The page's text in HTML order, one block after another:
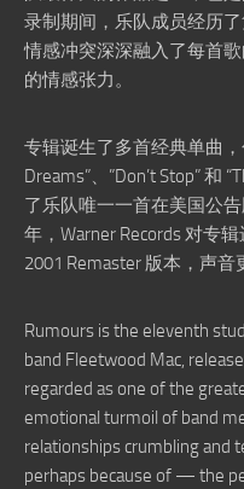
录制期间，乐队成员经历
情感冲突深深融入了每首
的情感张力。
专辑诞生了多首经典单曲，
Dreams”、”Don’t Stop” 和
了乐队唯一一首在美国公
年，Warner Records 对专
2001 Remaster 版本，声音
Rumours is the eleventh
band Fleetwood Mac,
regarded as one of the
emotional turmoil of band
relationships crumbling
perhaps because of — the